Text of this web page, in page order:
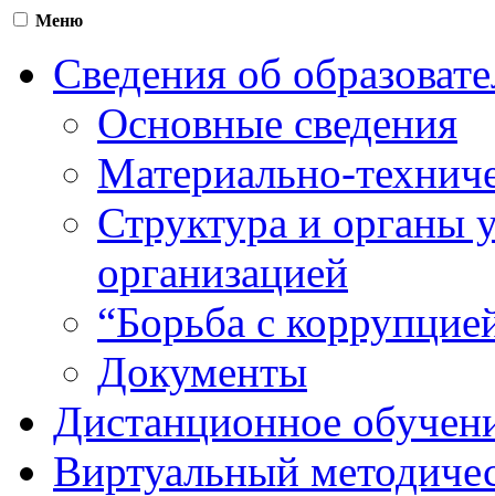
Меню
Сведения об
Основные сведения
Материально-
Структура и органы
организацией
“Борьба с
Документы
Дистанционное
Виртуальный